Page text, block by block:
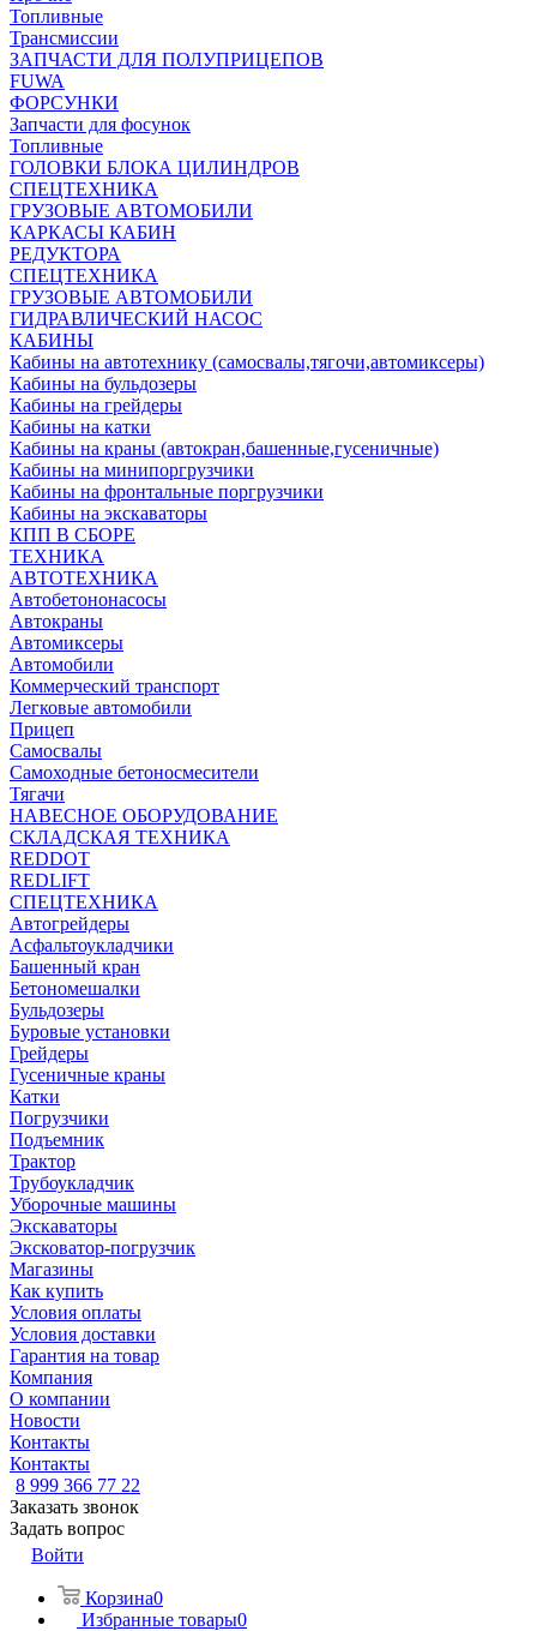
Топливные
Трансмиссии
ЗАПЧАСТИ ДЛЯ ПОЛУПРИЦЕПОВ
FUWA
ФОРСУНКИ
Запчасти для фосунок
Топливные
ГОЛОВКИ БЛОКА ЦИЛИНДРОВ
СПЕЦТЕХНИКА
ГРУЗОВЫЕ АВТОМОБИЛИ
КАРКАСЫ КАБИН
РЕДУКТОРА
СПЕЦТЕХНИКА
ГРУЗОВЫЕ АВТОМОБИЛИ
ГИДРАВЛИЧЕСКИЙ НАСОС
КАБИНЫ
Кабины на автотехнику (самосвалы,тягочи,автомиксеры)
Кабины на бульдозеры
Кабины на грейдеры
Кабины на катки
Кабины на краны (автокран,башенные,гусеничные)
Кабины на минипоргрузчики
Кабины на фронтальные поргрузчики
Кабины на экскаваторы
КПП В СБОРЕ
ТЕХНИКА
АВТОТЕХНИКА
Автобетононасосы
Автокраны
Автомиксеры
Автомобили
Коммерческий транспорт
Легковые автомобили
Прицеп
Самосвалы
Самоходные бетоносмесители
Тягачи
НАВЕСНОЕ ОБОРУДОВАНИЕ
СКЛАДСКАЯ ТЕХНИКА
REDDOT
REDLIFT
СПЕЦТЕХНИКА
Автогрейдеры
Асфальтоукладчики
Башенный кран
Бетономешалки
Бульдозеры
Буровые установки
Грейдеры
Гусеничные краны
Катки
Погрузчики
Подъемник
Трактор
Трубоукладчик
Уборочные машины
Экскаваторы
Эксковатор-погрузчик
Магазины
Как купить
Условия оплаты
Условия доставки
Гарантия на товар
Компания
О компании
Новости
Контакты
Контакты
8 999 366 77 22
Заказать звонок
Задать вопрос
Войти
Корзина0
Избранные товары0